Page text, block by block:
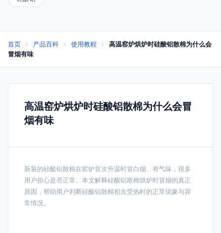
首页 > 产品百科 > 使用教程 >
高温窑炉烘炉时硅酸铝散棉为什么会
冒烟有味
高温窑炉烘炉时硅酸铝散棉为什么会冒
烟有味
新装的硅酸铝散棉在窑炉首次升温时冒白烟、有气味，很多
用户担心是否正常。本文解释硅酸铝散棉烘炉时冒烟的真正
原因，帮助用户判断硅酸铝散棉初次受热时的正常现象与异
常情况。